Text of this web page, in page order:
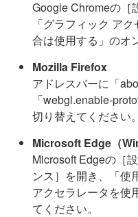
Google Chromeの［
「グラフィック ア
合は使用する」のオ
Mozilla Firefox
アドレスバーに「
「webgl.enable-
切り替えてください。
Microsoft Edge（
Microsoft Edgeの［
ンス］を開き、「使
アクセラレータを使
てください。